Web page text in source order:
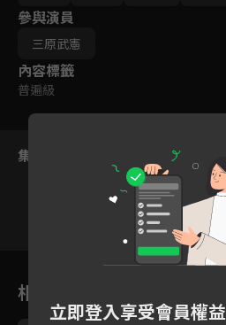
參與演員
三原武憲
內容標籤
普遍級
集數列表
168 169
相關花絮
立即登入享受會員權益